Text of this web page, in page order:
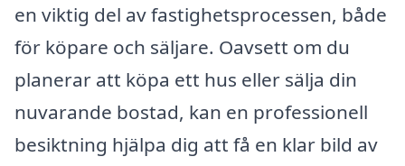
en viktig del av fastighetsprocessen, både
för köpare och säljare. Oavsett om du
planerar att köpa ett hus eller sälja din
nuvarande bostad, kan en professionell
besiktning hjälpa dig att få en klar bild av